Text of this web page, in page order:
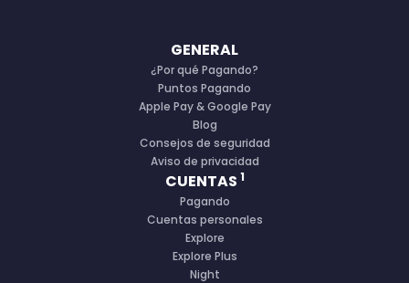
GENERAL
¿Por qué Pagando?
Puntos Pagando
Apple Pay & Google Pay
Blog
Consejos de seguridad
Aviso de privacidad
CUENTAS 1
Pagando
Cuentas personales
Explore
Explore Plus
Night